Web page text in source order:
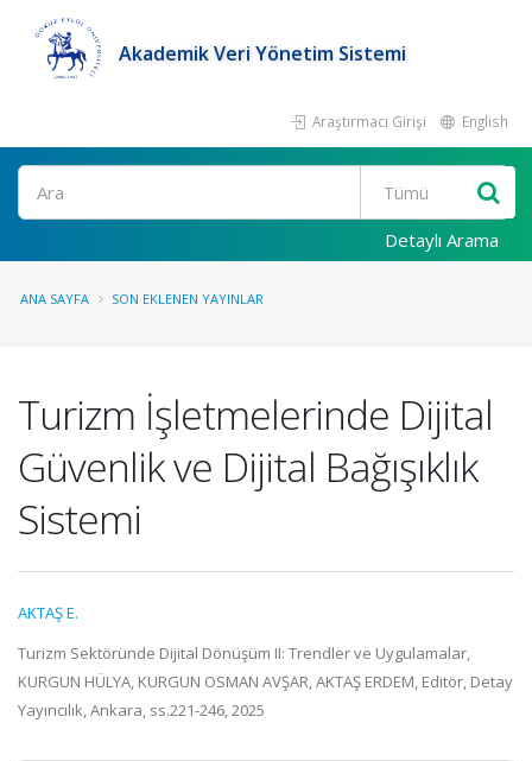
Akademik Veri Yönetim Sistemi
Araştırmacı Girişi English
Ara
Detaylı Arama
ANA SAYFA SON EKLENEN YAYINLAR
Turizm İşletmelerinde Dijital
Güvenlik ve Dijital Bağışıklık
Sistemi
AKTAŞ E.
Turizm Sektöründe Dijital Dönüşüm II: Trendler ve Uygulamalar,
KURGUN HÜLYA, KURGUN OSMAN AVŞAR, AKTAŞ ERDEM, Editör, Detay
Yayıncılık, Ankara, ss.221-246, 2025